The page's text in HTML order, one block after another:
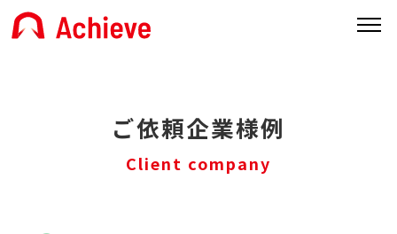
ご依頼企業様例
Client company